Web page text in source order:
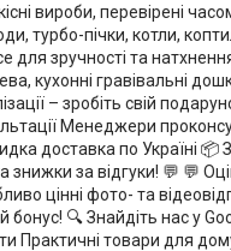
вироби, перевірені
турбо-пічки, котли,
для зручності та
кухонні гравівальні
– зробіть свій
Менеджери
доставка по Україні
за відгуки! 💬 💬
фото- та
🔍 Знайдіть нас у
Практичні товари для